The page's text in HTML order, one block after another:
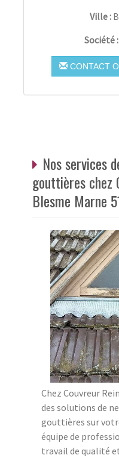
Ville :
Société :
CONTACT
Nos services
gouttières chez
Blesme Marne
Chez Couvreur
des solutions de
gouttières sur
équipe de
travail de qualité